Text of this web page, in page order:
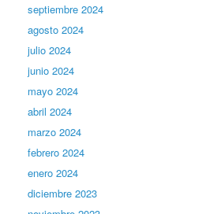
septiembre 2024
agosto 2024
julio 2024
junio 2024
mayo 2024
abril 2024
marzo 2024
febrero 2024
enero 2024
diciembre 2023